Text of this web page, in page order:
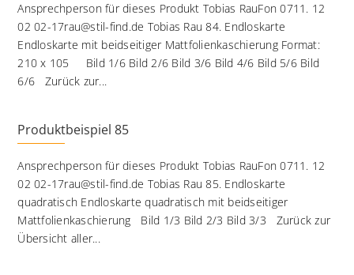
Ansprechperson für dieses Produkt Tobias RauFon 0711. 12
02 02-17rau@stil-find.de Tobias Rau 84. Endloskarte
Endloskarte mit beidseitiger Mattfolienkaschierung Format:
210 x 105 Bild 1/6 Bild 2/6 Bild 3/6 Bild 4/6 Bild 5/6 Bild
6/6 Zurück zur...
Produktbeispiel 85
Ansprechperson für dieses Produkt Tobias RauFon 0711. 12
02 02-17rau@stil-find.de Tobias Rau 85. Endloskarte
quadratisch Endloskarte quadratisch mit beidseitiger
Mattfolienkaschierung Bild 1/3 Bild 2/3 Bild 3/3 Zurück zur
Übersicht aller...